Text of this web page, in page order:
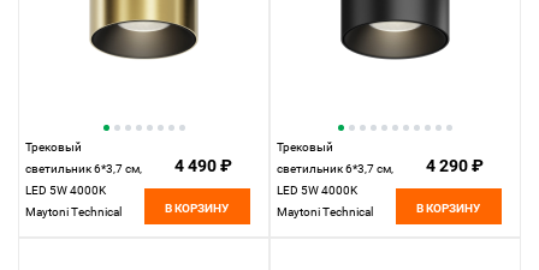
Трековый
светильник 6*3,7 см,
LED 5W 4000K
Maytoni Technical
4 490 ₽
В КОРЗИНУ
Трековый
светильник 6*3,7 см,
LED 5W 4000K
Maytoni Technical
4 290 ₽
В КОРЗИНУ